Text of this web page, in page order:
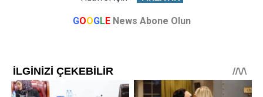
GOOGLE News Abone Olun